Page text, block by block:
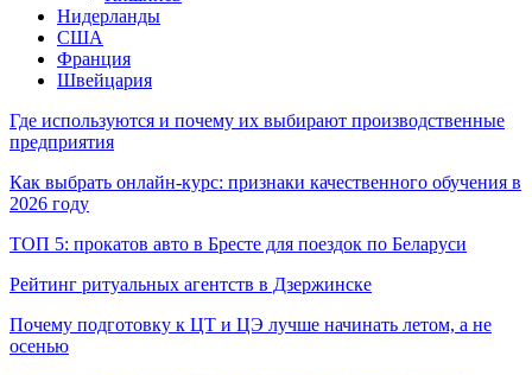
Нидерланды
США
Франция
Швейцария
Где используются и почему их выбирают производственные
предприятия
Как выбрать онлайн-курс: признаки качественного обучения в
2026 году
ТОП 5: прокатов авто в Бресте для поездок по Беларуси
Рейтинг ритуальных агентств в Дзержинске
Почему подготовку к ЦТ и ЦЭ лучше начинать летом, а не
осенью